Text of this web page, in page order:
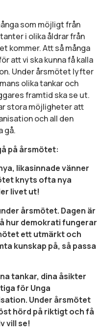
som möjligt från
i olika åldrar från
kommer. Att så många
att vi ska kunna få kalla
Under årsmötet lyfter
olika tankar och
framtid ska se ut.
stora möjligheter att
och all den
gå.
på årsmötet:
likasinnade vänner
knyts ofta nya
livet ut!
årsmötet. Dagen är
hur demokrati fungerar
ett utmärkt och
kunskap på, så passa
tankar, dina åsikter
för Unga
Under årsmötet
hörd på riktigt och få
vill se!